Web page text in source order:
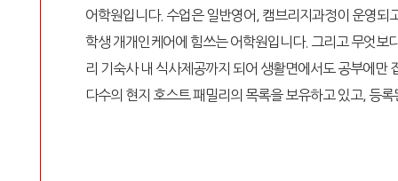
어학원입니다. 수업은 일반영어, 캠브리지과정이 운영되
학생 개개인케어에 힘쓰는 어학원입니다. 그리고 무엇보
리 기숙사 내 식사제공까지 되어 생활면에서도 공부에만
다수의 현지 호스트 패밀리의 목록을 보유하고 있고, 등